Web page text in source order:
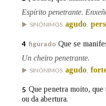
Nas definicións
Nos exemplos
Espírito penetrante.
SINÓNIMOS agudo,
4 figurado Que se
Un cheiro penetrante.
SINÓNIMOS agudo
5 Que penetra moito,
ou da abertura.